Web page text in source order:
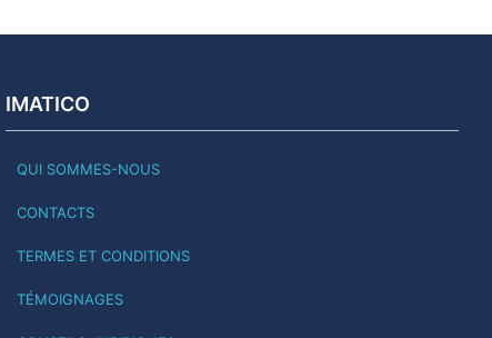
IMATICO
QUI SOMMES-NOUS
CONTACTS
TERMES ET CONDITIONS
TÉMOIGNAGES